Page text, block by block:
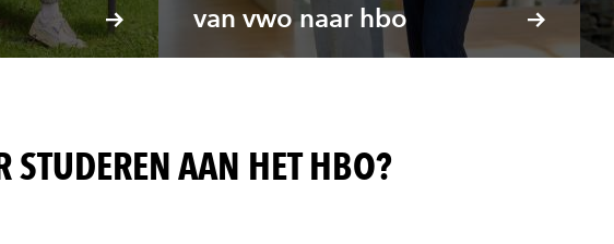
van vwo naar hbo
STUDEREN AAN HET HBO?